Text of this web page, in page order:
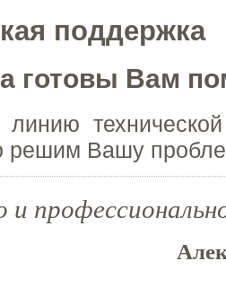
поддержка
готовы Вам
линию
решим Вашу
и